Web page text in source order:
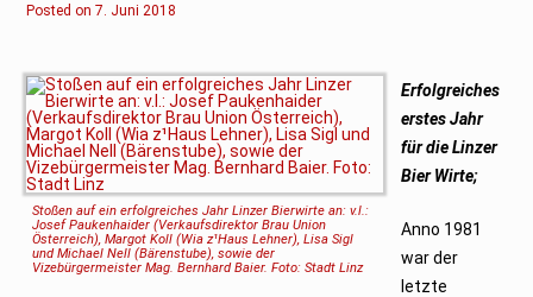
Posted on7. Juni 2018
Stoßen auf ein erfolgreiches Jahr Linzer Bierwirte an: v.l.:
Josef Paukenhaider (Verkaufsdirektor Brau Union
Österreich), Margot Koll (Wia z¹Haus Lehner), Lisa Sigl
und Michael Nell (Bärenstube), sowie der
Vizebürgermeister Mag. Bernhard Baier. Foto: Stadt Linz
Erfolgreiches
erstes Jahr
für die Linzer
Bier Wirte;
Anno 1981
war der
letzte